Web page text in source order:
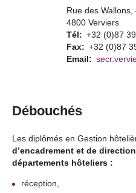
Rue des Wallons,
4800 Verviers
Tél
+32 (0)87
Fax
+32 (0)87
Email
Débouchés
Les diplômés en Gestion
d’encadrement et de
départements hôteliers :
réception,